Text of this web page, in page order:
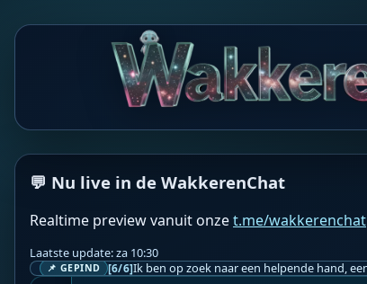
💬 Nu live in de WakkerenChat
Realtime preview vanuit onzet.me/wakkerenchat
Laatste update: za 10:30
📌 GEPIND [6/6]
WF Wakkere Fabels BOT
💊Mind Stretcher uit Red Pill Bron💊
You Know The Type
Geupload door: De Wakkeren Chat